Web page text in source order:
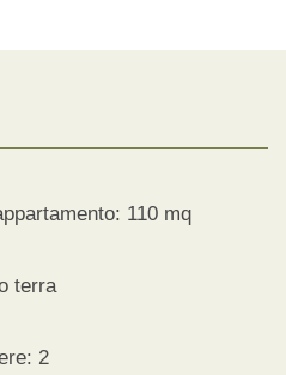
110 mq
terra
2